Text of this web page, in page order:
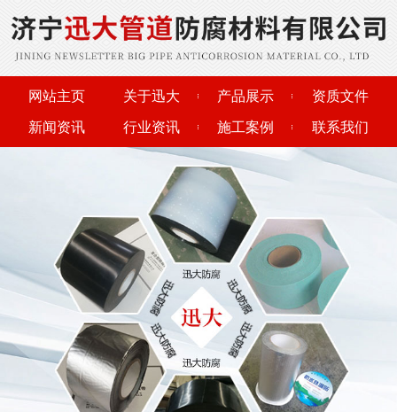
网站主页 关于迅大 产品展示 资质文件
新闻资讯 行业资讯 施工案例 联系我们